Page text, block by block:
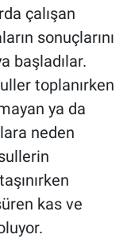
çalışan
sonuçlarını
başladılar.
toplanırken
ya da
neden
kas ve